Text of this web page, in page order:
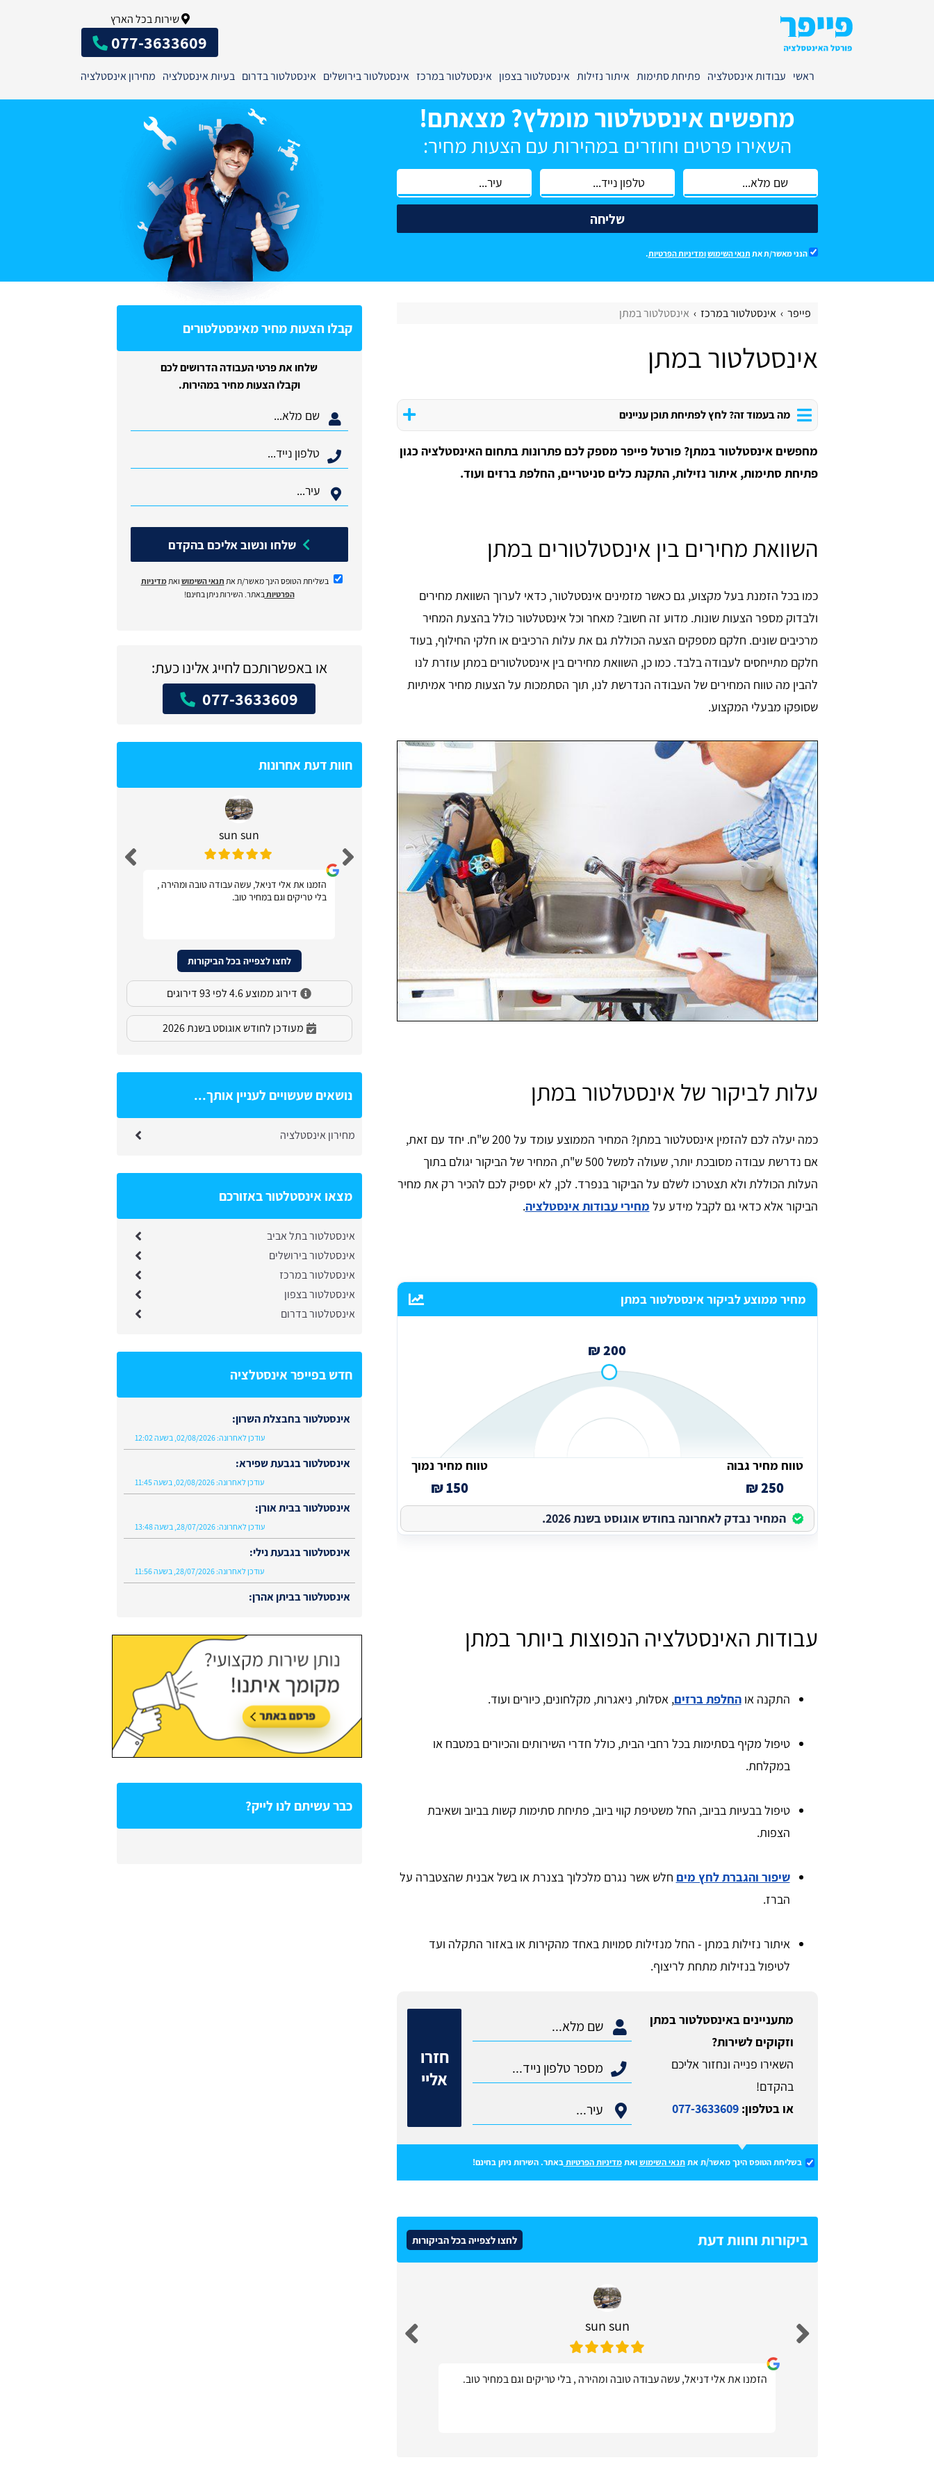
שירות בכל הארץ
077-3633609
ראשי עבודות אינסטלציה פתיחת סתימות איתור נזילות אינסטלטור בצפון אינסטלטור במרכז אינסטלטור בירושלים אינסטלטור בדרום בעיות אינסטלציה מחירון אינסטלציה
מחפשים אינסטלטור מומלץ? מצאתם!
השאירו פרטים וחוזרים במהירות עם הצעות מחיר:
שליחה
הנני מאשר/ת את תנאי השימושומדיניות הפרטיות.
פייפר אינסטלטור במרכז אינסטלטור במתן
אינסטלטור במתן
מה בעמוד זה? לחץ לפתיחת תוכן עניינים
מחפשים אינסטלטור במתן? פורטל פייפר מספק לכם פתרונות בתחום האינסטלציה כגון
פתיחת סתימות, איתור נזילות, התקנת כלים סניטריים, החלפת ברזים ועוד.
השוואת מחירים בין אינסטלטורים במתן
כמו בכל הזמנת בעל מקצוע, גם כאשר מזמינים אינסטלטור, כדאי לערוך השוואת מחירים
ולבדוק מספר הצעות שונות. מדוע זה חשוב? מאחר וכל אינסטלטור כולל בהצעת המחיר
מרכיבים שונים. חלקם מספקים הצעה הכוללת גם את עלות הרכיבים או חלקי החילוף, בעוד
חלקם מתייחסים לעבודה בלבד. כמו כן, השוואת מחירים בין אינסטלטורים במתן עוזרת לנו
להבין מה טווח המחירים של העבודה הנדרשת לנו, תוך הסתמכות על הצעות מחיר אמיתיות
שסופקו מבעלי המקצוע.
עלות לביקור של אינסטלטור במתן
כמה יעלה לכם להזמין אינסטלטור במתן? המחיר הממוצע עומד על 200 ש"ח. יחד עם זאת,
אם נדרשת עבודה מסובכת יותר, שעולה למשל 500 ש"ח, המחיר של הביקור יגולם בתוך
העלות הכוללת ולא תצטרכו לשלם על הביקור בנפרד. לכן, לא יספיק לכם להכיר רק את מחיר
הביקור אלא כדאי גם לקבל מידע על מחירי עבודות אינסטלציה.
מחיר ממוצע לביקור אינסטלטור במתן
200 ₪
טווח מחיר גבוה
250 ₪
טווח מחיר נמוך
150 ₪
המחיר נבדק לאחרונה בחודש אוגוסט בשנת 2026.
עבודות האינסטלציה הנפוצות ביותר במתן
התקנה אוהחלפת ברזים, אסלות, ניאגרות, מקלחונים, כיורים ועוד.
טיפול מקיף בסתימות בכל רחבי הבית, כולל חדרי השירותים והכיורים במטבח או
במקלחת.
טיפול בבעיות בביוב, החל משטיפת קווי ביוב, פתיחת סתימות קשות בביוב ושאיבת
הצפות.
שיפור והגברת לחץ מים חלש אשר נגרם מלכלוך בצנרת או בשל אבנית שהצטברה על
הברז.
איתור נזילות במתן - החל מנזילות סמויות באחד מהקירות או באזור התקלה ועד
לטיפול בנזילות מתחת לריצוף.
מתעניינים באינסטלטור במתן
וזקוקים לשירות?
השאירו פנייה ונחזור אליכם
בהקדם!
או בטלפון:077-3633609
חזרו
אליי
בשליחת הטופס הינך מאשר/ת אתתנאי השימושואתמדיניות הפרטיות באתר. השירות ניתן בחינם!
ביקורות וחוות דעת לחצו לצפייה בכל הביקורות
sun sun
הזמנו את אלי דניאל, עשה עבודה טובה ומהירה , בלי טריקים וגם במחיר טוב.
קבלו הצעות מחיר מאינסטלטורים
שלחו את פרטי העבודה הדרושים לכם
וקבלו הצעות מחיר במהירות.
שלחו ונשוב אליכם בהקדם
בשליחת הטופס הינך מאשר/ת את תנאי השימוש ואתמדיניות
הפרטיותבאתר. השירות ניתן בחינם!
או באפשרותכם לחייג אלינו כעת:
077-3633609
חוות דעת אחרונות
sun sun
הזמנו את אלי דניאל, עשה עבודה טובה ומהירה ,
בלי טריקים וגם במחיר טוב.
Shahar Hoze יריב עסילה
לחצו לצפייה בכל הביקורות
דירוג ממוצע 4.6 לפי 93 דירוגים
מעודכן לחודש אוגוסט בשנת 2026
נושאים שעשויים לעניין אותך...
מחירון אינסטלציה
מצאו אינסטלטור באזורכם
אינסטלטור בתל אביב
אינסטלטור בירושלים
אינסטלטור במרכז
אינסטלטור בצפון
אינסטלטור בדרום
חדש בפייפר אינסטלציה
אינסטלטור בחבצלת השרון:
עודכן לאחרונה:02/08/2026, בשעה 12:02
אינסטלטור בגבעת שפירא:
עודכן לאחרונה:02/08/2026, בשעה 11:45
אינסטלטור בבית אורן:
עודכן לאחרונה:28/07/2026, בשעה 13:48
אינסטלטור בגבעת נילי:
עודכן לאחרונה:28/07/2026, בשעה 11:56
אינסטלטור בביתן אהרן:
כבר עשיתם לנו לייק?